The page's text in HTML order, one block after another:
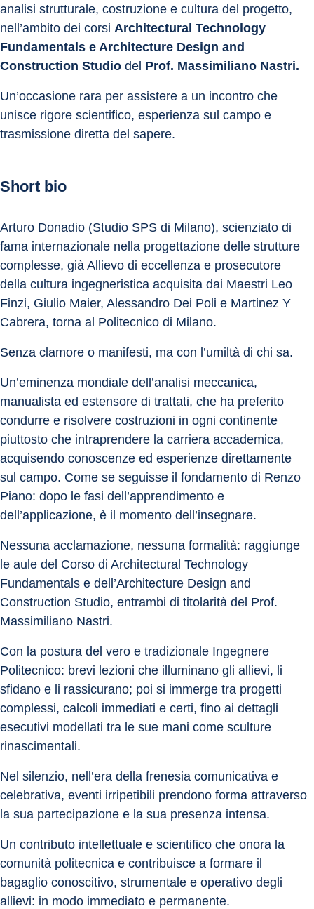
analisi strutturale, costruzione e cultura del progetto,
nell’ambito dei corsi Architectural Technology
Fundamentals e Architecture Design and
Construction Studio del Prof. Massimiliano Nastri.
Un’occasione rara per assistere a un incontro che
unisce rigore scientifico, esperienza sul campo e
trasmissione diretta del sapere.
Short bio
Arturo Donadio (Studio SPS di Milano), scienziato di
fama internazionale nella progettazione delle strutture
complesse, già Allievo di eccellenza e prosecutore
della cultura ingegneristica acquisita dai Maestri Leo
Finzi, Giulio Maier, Alessandro Dei Poli e Martinez Y
Cabrera, torna al Politecnico di Milano.
Senza clamore o manifesti, ma con l’umiltà di chi sa.
Un’eminenza mondiale dell’analisi meccanica,
manualista ed estensore di trattati, che ha preferito
condurre e risolvere costruzioni in ogni continente
piuttosto che intraprendere la carriera accademica,
acquisendo conoscenze ed esperienze direttamente
sul campo. Come se seguisse il fondamento di Renzo
Piano: dopo le fasi dell’apprendimento e
dell’applicazione, è il momento dell’insegnare.
Nessuna acclamazione, nessuna formalità: raggiunge
le aule del Corso di Architectural Technology
Fundamentals e dell’Architecture Design and
Construction Studio, entrambi di titolarità del Prof.
Massimiliano Nastri.
Con la postura del vero e tradizionale Ingegnere
Politecnico: brevi lezioni che illuminano gli allievi, li
sfidano e li rassicurano; poi si immerge tra progetti
complessi, calcoli immediati e certi, fino ai dettagli
esecutivi modellati tra le sue mani come sculture
rinascimentali.
Nel silenzio, nell’era della frenesia comunicativa e
celebrativa, eventi irripetibili prendono forma attraverso
la sua partecipazione e la sua presenza intensa.
Un contributo intellettuale e scientifico che onora la
comunità politecnica e contribuisce a formare il
bagaglio conoscitivo, strumentale e operativo degli
allievi: in modo immediato e permanente.